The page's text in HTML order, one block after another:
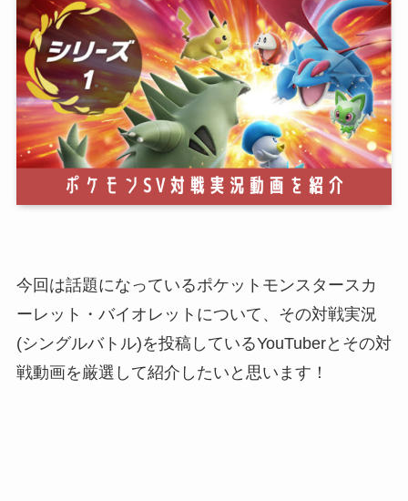
今回は話題になっているポケットモンスタースカ
ーレット・バイオレットについて、その対戦実況
(シングルバトル)を投稿しているYouTuberとその対
戦動画を厳選して紹介したいと思います！